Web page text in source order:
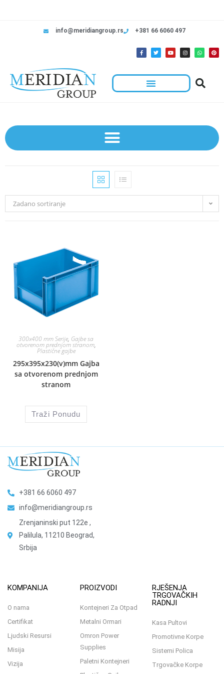
info@meridiangroup.rs +381 66 6060 497
Zadano sortiranje
300x400 mm Serije, Gajbe sa
otvorenom prednjom stranom,
Plastične gajbe
295x395x230(v)mm Gajba
sa otvorenom prednjom
stranom
Traži Ponudu
+381 66 6060 497
info@meridiangroup.rs
Zrenjaninski put 122e ,
Palilula, 11210 Beograd,
Srbija
KOMPANIJA
O nama
Certifikat
Ljudski Resursi
Misija
Vizija
PROIZVODI
Kontejneri Za Otpad
Metalni Ormari
Omron Power
Supplies
Paletni Kontejneri
RJEŠENJA
TRGOVAČKIH
RADNJI
Kasa Pultovi
Promotivne Korpe
Sistemi Polica
Trgovačke Korpe